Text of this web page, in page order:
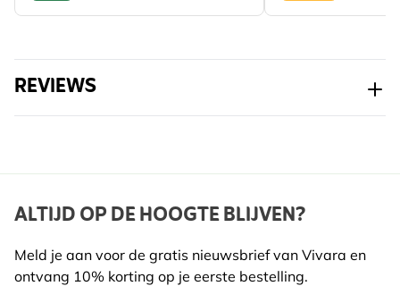
REVIEWS
ALTIJD OP DE HOOGTE BLIJVEN?
Meld je aan voor de gratis nieuwsbrief van Vivara en
ontvang 10% korting op je eerste bestelling.